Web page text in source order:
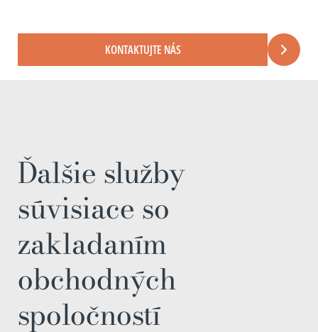
KONTAKTUJTE NÁS
Ďalšie služby
súvisiace so
zakladaním
obchodných
spoločností